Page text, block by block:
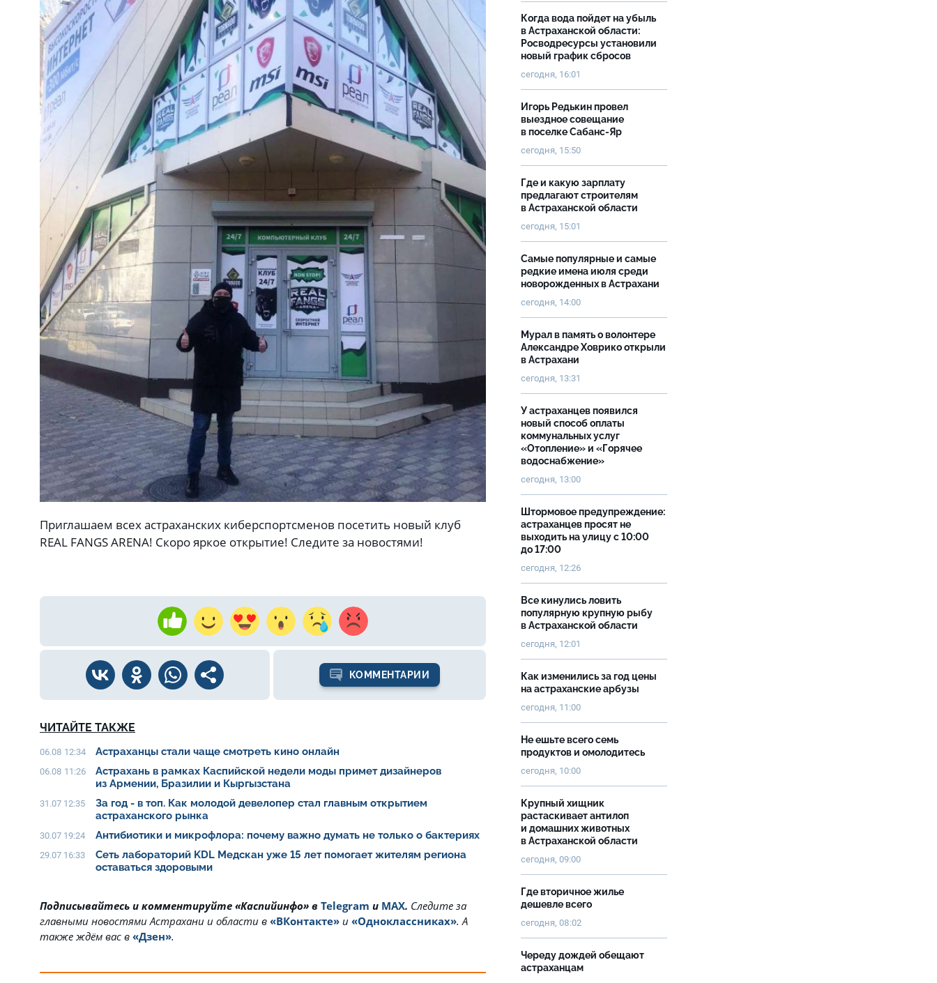
Приглашаем всех астраханских киберспортсменов посетить новый клуб
REAL FANGS ARENA! Скоро яркое открытие! Следите за новостями!
КОММЕНТАРИИ
ЧИТАЙТЕ ТАКЖЕ
06.08 12:34 Астраханцы стали чаще смотреть кино онлайн
06.08 11:26
Астрахань в рамках Каспийской недели моды примет дизайнеров
из Армении, Бразилии и Кыргызстана
31.07 12:35
За год - в топ. Как молодой девелопер стал главным открытием
астраханского рынка
30.07 19:24 Антибиотики и микрофлора: почему важно думать не только о бактериях
29.07 16:33
Сеть лабораторий KDL Медскан уже 15 лет помогает жителям региона
оставаться здоровыми
Подписывайтесь и комментируйте «Каспийинфо» в Telegram и MAX. Cледите за
главными новостями Астрахани и области в «ВКонтакте» и «Одноклассниках». А
также ждём вас в «Дзен».
Когда вода пойдет на убыль
в Астраханской области:
Росводресурсы установили
новый график сбросов
сегодня, 16:01
Игорь Редькин провел
выездное совещание
в поселке Сабанс-Яр
сегодня, 15:50
Где и какую зарплату
предлагают строителям
в Астраханской области
сегодня, 15:01
Самые популярные и самые
редкие имена июля среди
новорожденных в Астрахани
сегодня, 14:00
Мурал в память о волонтере
Александре Ховрико открыли
в Астрахани
сегодня, 13:31
У астраханцев появился
новый способ оплаты
коммунальных услуг
«Отопление» и «Горячее
водоснабжение»
сегодня, 13:00
Штормовое предупреждение:
астраханцев просят не
выходить на улицу с 10:00
до 17:00
сегодня, 12:26
Все кинулись ловить
популярную крупную рыбу
в Астраханской области
сегодня, 12:01
Как изменились за год цены
на астраханские арбузы
сегодня, 11:00
Не ешьте всего семь
продуктов и омолодитесь
сегодня, 10:00
Крупный хищник
растаскивает антилоп
и домашних животных
в Астраханской области
сегодня, 09:00
Где вторичное жилье
дешевле всего
сегодня, 08:02
Череду дождей обещают
астраханцам